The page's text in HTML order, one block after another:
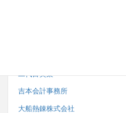
二代目笑楽
吉本会計事務所
大船熱錬株式会社